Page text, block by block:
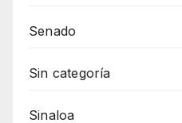
Senado
Sin categoría
Sinaloa